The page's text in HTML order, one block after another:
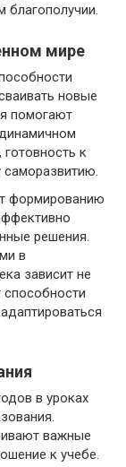
благополучии.
мире
новые
помогают
к
саморазвитию.
формированию
решения.
в
зависит не
способности
в уроках
важные
к учебе.